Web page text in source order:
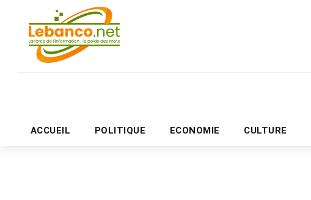
ACCUEIL POLITIQUE ECONOMIE CULTURE